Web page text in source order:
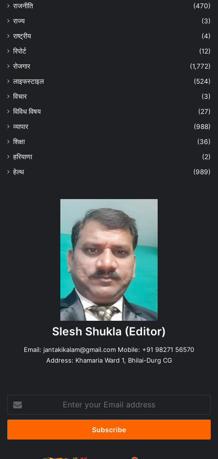
राजनीति
(470)
राज्य
(3)
राष्ट्रीय
(4)
रिपोर्ट
(12)
रोजगार
(1,772)
लाइफस्टाइल
(524)
विचार
(3)
विविध विषय
(27)
व्यापार
(988)
शिक्षा
(36)
हरियाणा
(2)
हेल्‍थ
(989)
Slesh Shukla (Editor)
Email: jantakikalam@gmail.com Mobile: +91 98271 56570
Address: Khamaria Ward 1, Bhilai-Durg CG
your
Email